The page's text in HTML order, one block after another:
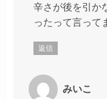
辛さが後を引か
ったって言って
返信
みいこ